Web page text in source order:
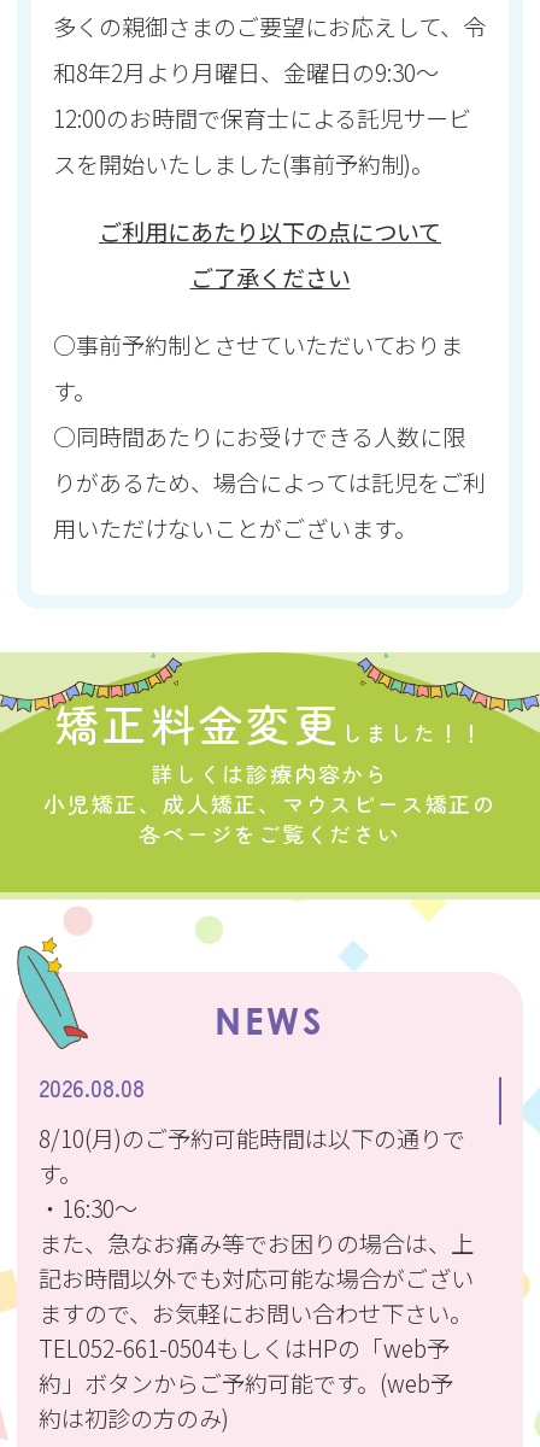
多くの親御さまのご要望にお応えして、令
和8年2月より月曜日、金曜日の9:30～
12:00のお時間で保育士による託児サービ
スを開始いたしました(事前予約制)。
ご利用にあたり以下の点について
ご了承ください
○事前予約制とさせていただいておりま
す。
○同時間あたりにお受けできる人数に限
りがあるため、場合によっては託児をご利
用いただけないことがございます。
矯正料金変更 しました！！
詳しくは診療内容から
小児矯正、成人矯正、マウスピース矯正の
各ページをご覧ください
NEWS
2026.08.08
8/10(月)のご予約可能時間は以下の通りで
す。
・16:30〜
また、急なお痛み等でお困りの場合は、上
記お時間以外でも対応可能な場合がござい
ますので、お気軽にお問い合わせ下さい。
TEL052-661-0504もしくはHPの「web予
約」ボタンからご予約可能です。(web予
約は初診の方のみ)